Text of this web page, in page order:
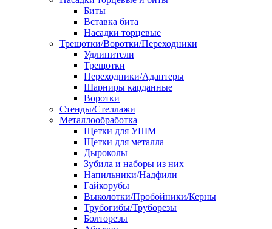
Биты
Вставка бита
Насадки торцевые
Трещотки/Воротки/Переходники
Удлинители
Трещотки
Переходники/Адаптеры
Шарниры карданные
Воротки
Стенды/Стеллажи
Металлообработка
Щетки для УШМ
Щетки для металла
Дыроколы
Зубила и наборы из них
Напильники/Надфили
Гайкорубы
Выколотки/Пробойники/Керны
Трубогибы/Труборезы
Болторезы